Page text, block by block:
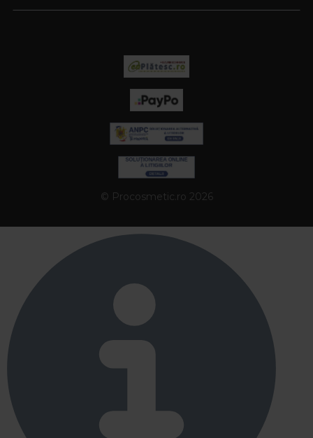
© Procosmetic.ro 2026